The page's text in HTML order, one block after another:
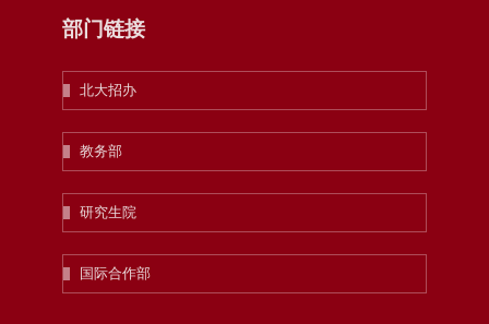
部门链接
北大招办
教务部
研究生院
国际合作部